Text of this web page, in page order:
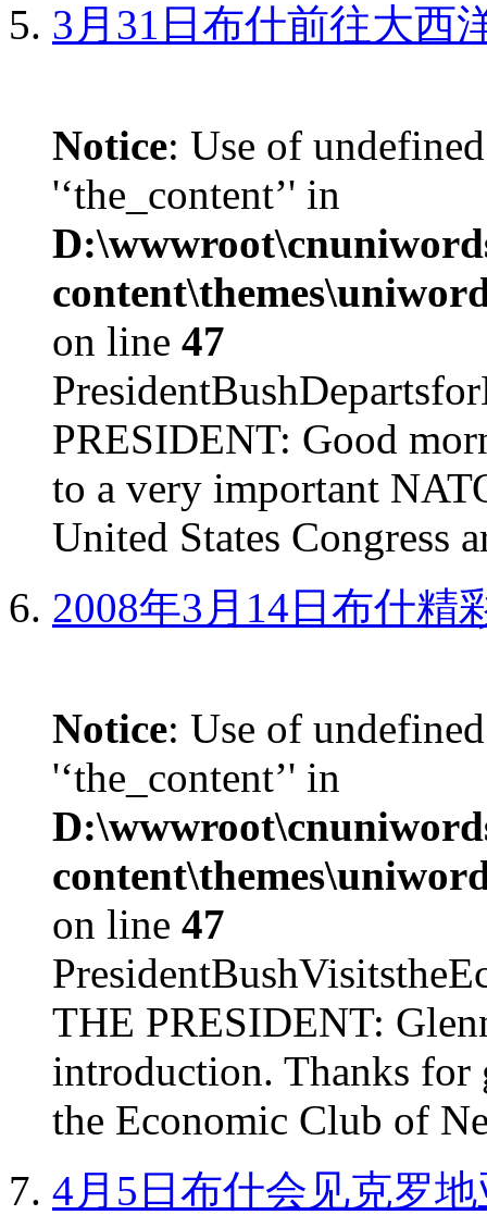
3月31日布什前往大西
Notice: Use of
'‘the_content’' in
on line 47
PRESIDENT: Good
to a very important
United States Congress
2008年3月14日布什精
Notice: Use of
'‘the_content’' in
on line 47
THE PRESIDENT:
introduction. Thanks for
the Economic Club of
4月5日布什会见克罗